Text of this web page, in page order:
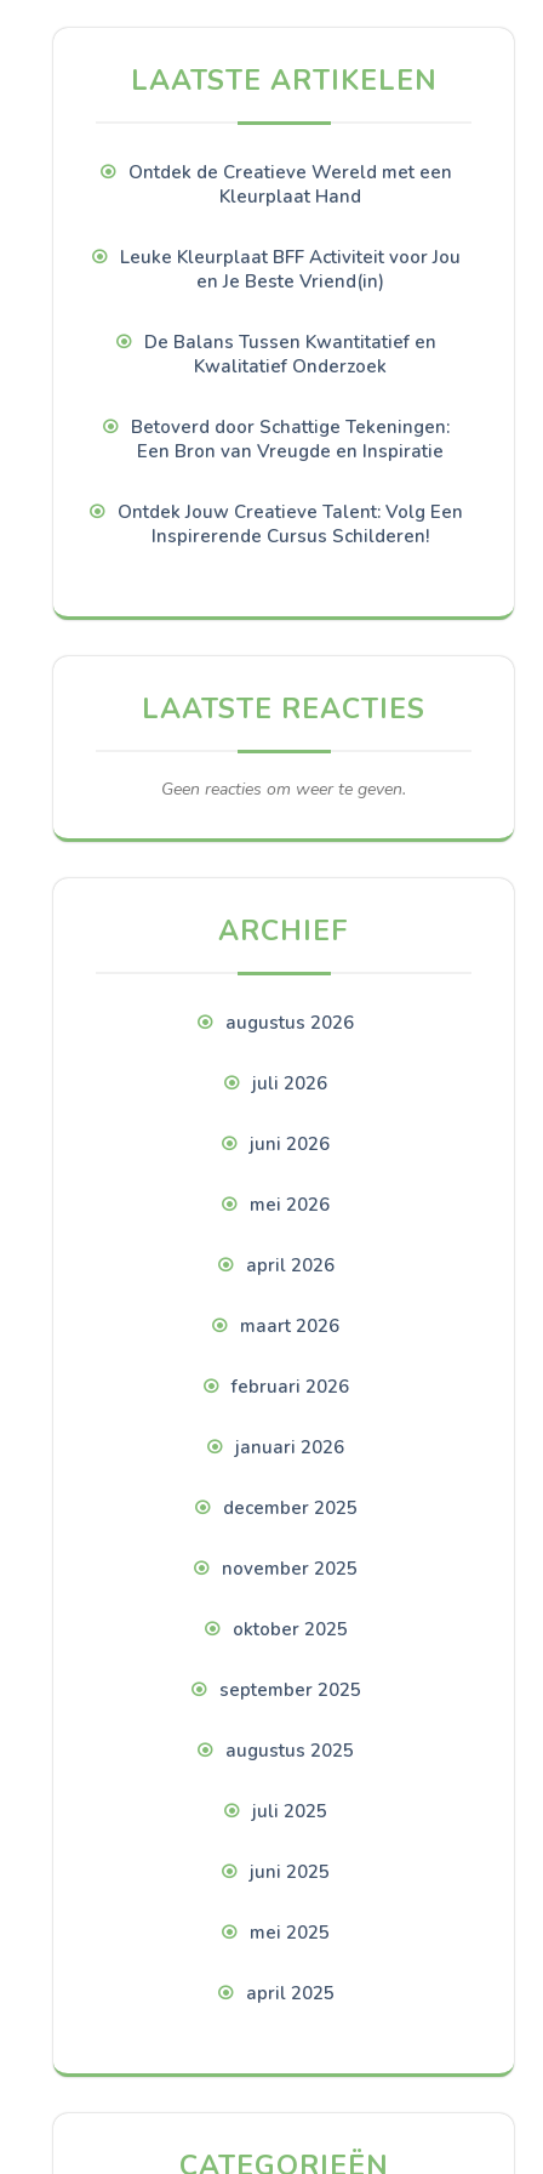
LAATSTE ARTIKELEN
Ontdek de Creatieve Wereld met een
Kleurplaat Hand
Leuke Kleurplaat BFF Activiteit voor Jou
en Je Beste Vriend(in)
De Balans Tussen Kwantitatief en
Kwalitatief Onderzoek
Betoverd door Schattige Tekeningen:
Een Bron van Vreugde en Inspiratie
Ontdek Jouw Creatieve Talent: Volg Een
Inspirerende Cursus Schilderen!
LAATSTE REACTIES
Geen reacties om weer te geven.
ARCHIEF
augustus 2026
juli 2026
juni 2026
mei 2026
april 2026
maart 2026
februari 2026
januari 2026
december 2025
november 2025
oktober 2025
september 2025
augustus 2025
juli 2025
juni 2025
mei 2025
april 2025
CATEGORIEËN